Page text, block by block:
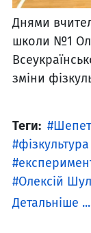
Днями
школи №1
зміни
Теги:
фізкультура
Олексій
Детальніше ...